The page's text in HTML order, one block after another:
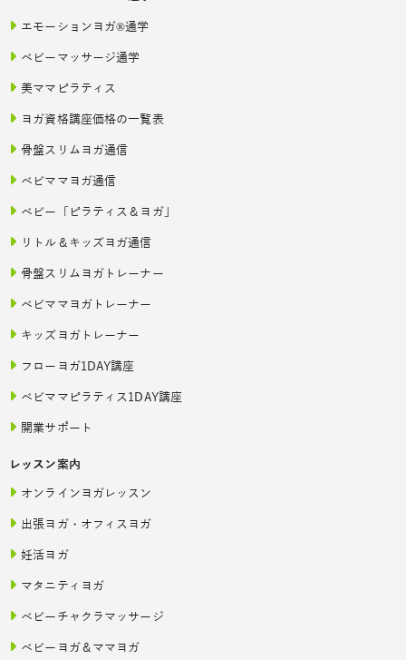
エモーションヨガ®通学
ベビーマッサージ通学
美ママピラティス
ヨガ資格講座価格の一覧表
骨盤スリムヨガ通信
ベビママヨガ通信
ベビー「ピラティス＆ヨガ」
リトル＆キッズヨガ通信
骨盤スリムヨガトレーナー
ベビママヨガトレーナー
キッズヨガトレーナー
フローヨガ1DAY講座
ベビママピラティス1DAY講座
開業サポート
レッスン案内
オンラインヨガレッスン
出張ヨガ・オフィスヨガ
妊活ヨガ
マタニティヨガ
ベビーチャクラマッサージ
ベビーヨガ＆ママヨガ